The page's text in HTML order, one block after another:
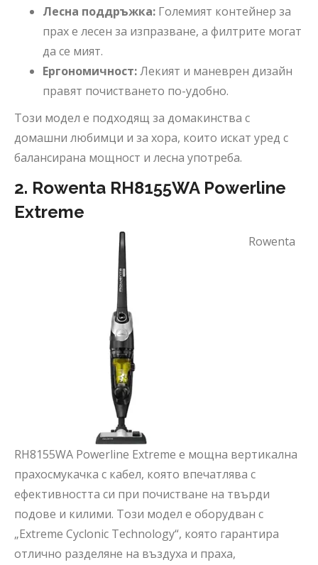
Лесна поддръжка: Големият контейнер за
прах е лесен за изпразване, а филтрите могат
да се мият.
Ергономичност:Лекият и маневрен дизайн
правят почистването по-удобно.
Този модел е подходящ за домакинства с
домашни любимци и за хора, които искат уред с
балансирана мощност и лесна употреба.
2. Rowenta RH8155WA Powerline
Extreme
Rowenta
RH8155WA Powerline Extreme е мощна вертикална
прахосмукачка с кабел, която впечатлява с
ефективността си при почистване на твърди
подове и килими. Този модел е оборудван с
„Extreme Cyclonic Technology“, която гарантира
отлично разделяне на въздуха и праха,